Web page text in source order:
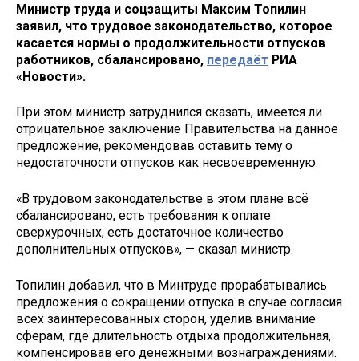
Министр труда и соцзащиты Максим Топилин
заявил, что трудовое законодательство, которое
касается нормы о продолжительности отпусков
работников, сбалансировано, передаёт РИА
«Новости».
При этом министр затруднился сказать, имеется ли
отрицательное заключение Правительства на данное
предложение, рекомендовав оставить тему о
недостаточности отпусков как несвоевременную.
«В трудовом законодательстве в этом плане всё
сбалансировано, есть требования к оплате
сверхурочных, есть достаточное количество
дополнительных отпусков», — сказал министр.
Топилин добавил, что в Минтруде прорабатывались
предложения о сокращении отпуска в случае согласия
всех заинтересованных сторон, уделив внимание
сферам, где длительность отдыха продолжительная,
компенсировав его денежными вознаграждениями.